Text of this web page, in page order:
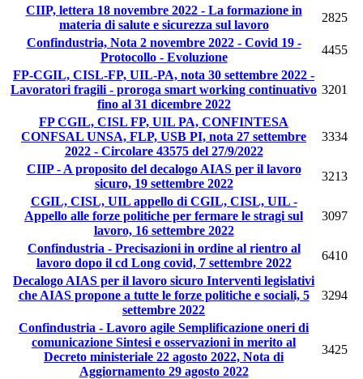
CIIP, lettera 18 novembre 2022 - La formazione in
materia di salute e sicurezza sul lavoro
2825
Confindustria, Nota 2 novembre 2022 - Covid 19 -
Protocollo - Evoluzione
4455
FP-CGIL, CISL-FP, UIL-PA, nota 30 settembre 2022 -
Lavoratori fragili - proroga smart working continuativo
fino al 31 dicembre 2022
3201
FP CGIL, CISL FP, UIL PA, CONFINTESA
CONFSAL UNSA, FLP, USB PI, nota 27 settembre
2022 - Circolare 43575 del 27/9/2022
3334
CIIP - A proposito del decalogo AIAS per il lavoro
sicuro, 19 settembre 2022
3213
CGIL, CISL, UIL appello di CGIL, CISL, UIL -
Appello alle forze politiche per fermare le stragi sul
lavoro, 16 settembre 2022
3097
Confindustria - Precisazioni in ordine al rientro al
lavoro dopo il cd Long covid, 7 settembre 2022
6410
Decalogo AIAS per il lavoro sicuro Interventi legislativi
che AIAS propone a tutte le forze politiche e sociali, 5
settembre 2022
3294
Confindustria - Lavoro agile Semplificazione oneri di
comunicazione Sintesi e osservazioni in merito al
Decreto ministeriale 22 agosto 2022, Nota di
Aggiornamento 29 agosto 2022
3425